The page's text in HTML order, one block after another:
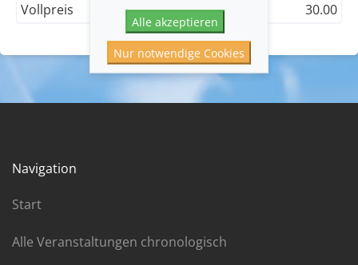
Vollpreis 75.00 30.00
Navigation
Start
Alle Veranstaltungen chronologisch
Alle akzeptieren
Nur notwendige Cookies